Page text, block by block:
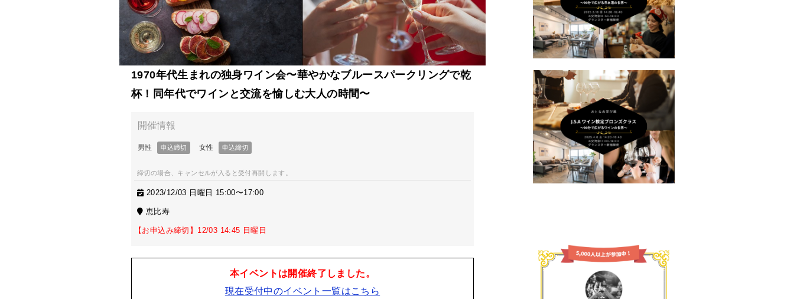
1970年代生まれの独身ワイン会〜華やかなブルースパークリングで乾
杯！同年代でワインと交流を愉しむ大人の時間〜
締切の場合、キャンセルが入ると受付再開します。
2023/12/03 日曜日 15:00〜17:00
恵比寿
【お申込み締切】12/03 14:45 日曜日
本イベントは開催終了しました。
現在受付中のイベント一覧はこちら